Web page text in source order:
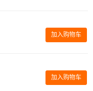
加入购物车
加入购物车